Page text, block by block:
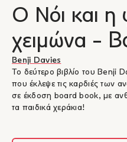
Ο Νόι και η
χειμώνα -
Benji Davies
Το δεύτερο βιβλίο του Benji
που έκλεψε τις καρδιές των
σε έκδοση board book, με
τα παιδικά χεράκια!